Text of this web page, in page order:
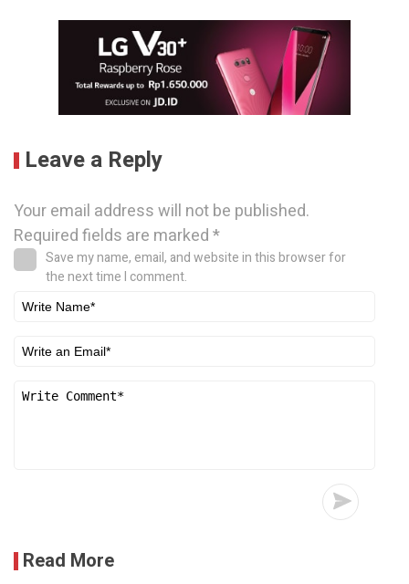
Leave a Reply
Your email address will not be published.
Required fields are marked*
Save my name, email, and website in this browser for
the next time I comment.
Read More